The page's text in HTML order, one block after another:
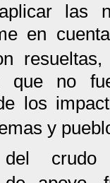
las
en
que no
los
y
crudo